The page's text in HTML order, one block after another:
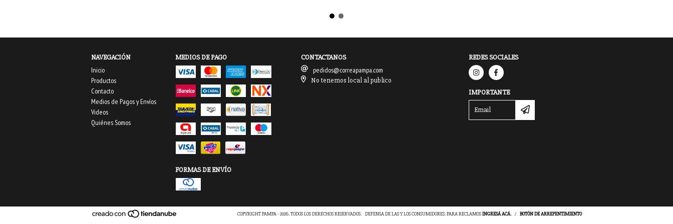
NAVEGACIÓN
Inicio
Productos
Contacto
Medios de Pagos y Envíos
Videos
Quiénes Somos
MEDIOS DE PAGO
FORMAS DE ENVÍO
CONTACTANOS
pedidos@correapampa.com
No tenemos local al publico
REDES SOCIALES
IMPORTANTE
COPYRIGHT PAMPA - 2026. TODOS LOS DERECHOS RESERVADOS. DEFENSA DE LAS Y LOS CONSUMIDORES. PARA RECLAMOSINGRESÁ ACÁ. / BOTÓN DE ARREPENTIMIENTO